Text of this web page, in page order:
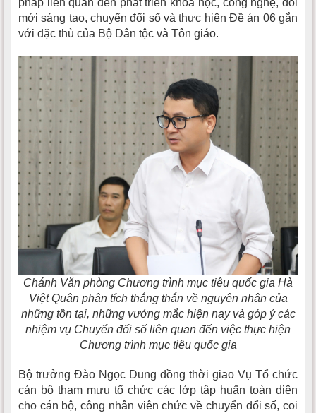
mới sáng tạo, chuyển đổi số và thực hiện Đề án 06 gắn
với đặc thù của Bộ Dân tộc và Tôn giáo.
Chánh Văn phòng Chương trình mục tiêu quốc gia Hà
Việt Quân phân tích thẳng thắn về nguyên nhân của
những tồn tại, những vướng mắc hiện nay và góp ý các
nhiệm vụ Chuyển đổi số liên quan đến việc thực hiện
Chương trình mục tiêu quốc gia
Bộ trưởng Đào Ngọc Dung đồng thời giao Vụ Tổ chức
cán bộ tham mưu tổ chức các lớp tập huấn toàn diện
cho cán bộ, công nhân viên chức về chuyển đổi số, coi